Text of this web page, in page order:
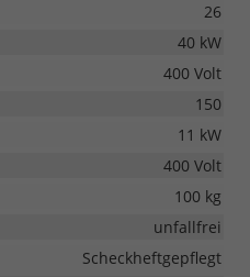
26
40 kW
400 Volt
150
11 kW
400 Volt
100 kg
unfallfrei
Scheckheftgepflegt